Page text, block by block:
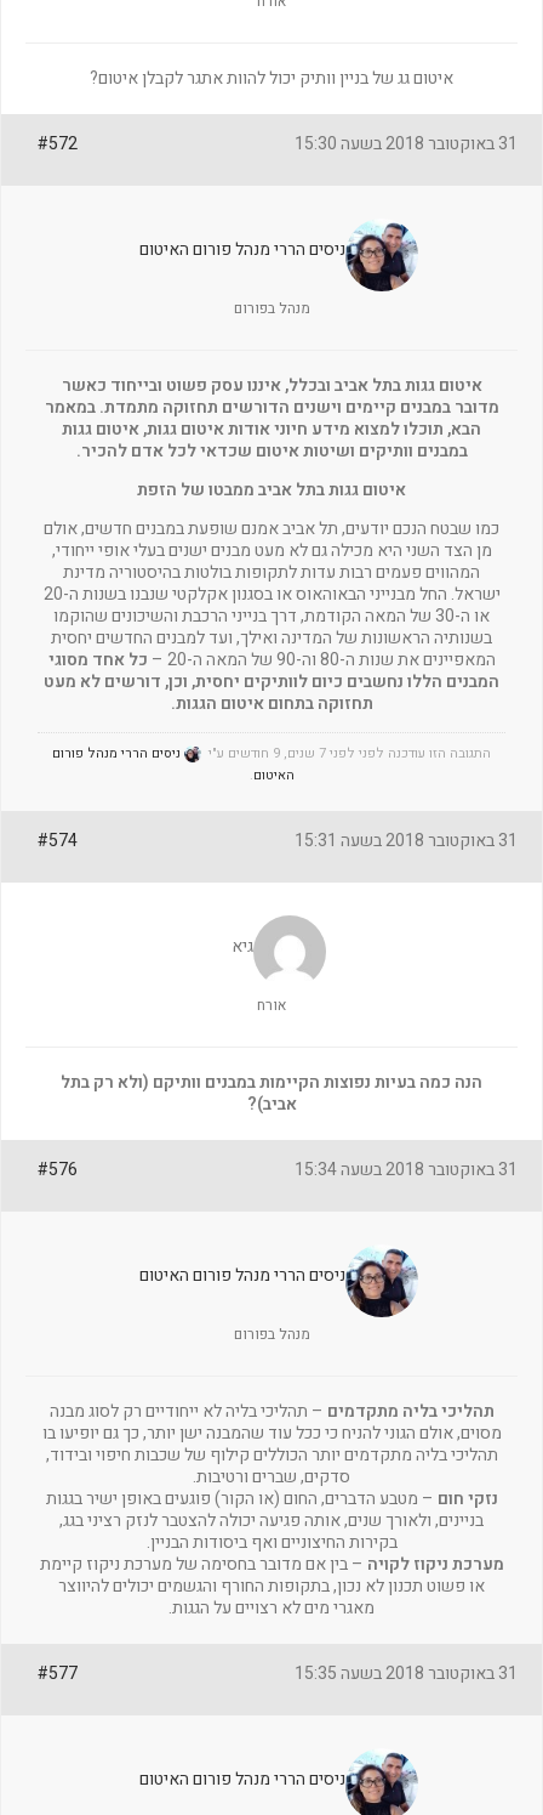
איטום גג של בניין וותיק יכול להוות אתגר לקבלן איטום?
31 באוקטובר 2018 בשעה 15:30 #572
ניסים הררי מנהל פורום האיטום
מנהל בפורום
איטום גגות בתל אביב ובכלל, איננו עסק פשוט ובייחוד כאשר
מדובר במבנים קיימים וישנים הדורשים תחזוקה מתמדת. במאמר
הבא, תוכלו למצוא מידע חיוני אודות איטום גגות, איטום גגות
במבנים וותיקים ושיטות איטום שכדאי לכל אדם להכיר.
איטום גגות בתל אביב ממבטו של הזפת
כמו שבטח הנכם יודעים, תל אביב אמנם שופעת במבנים חדשים, אולם
מן הצד השני היא מכילה גם לא מעט מבנים ישנים בעלי אופי ייחודי,
המהווים פעמים רבות עדות לתקופות בולטות בהיסטוריה מדינת
ישראל. החל מבנייני הבאוהאוס או בסגנון אקלקטי שנבנו בשנות ה-20
או ה-30 של המאה הקודמת, דרך בנייני הרכבת והשיכונים שהוקמו
בשנותיה הראשונות של המדינה ואילך, ועד למבנים החדשים יחסית
המאפיינים את שנות ה-80 וה-90 של המאה ה-20 –
כל אחד מסוגי
המבנים הללו נחשבים כיום לוותיקים יחסית, וכן, דורשים לא מעט
תחזוקה בתחום איטום הגגות.
התגובה הזו עודכנה לפני לפני 7 שנים, 9 חודשים ע"י
ניסים הררי מנהל פורום
האיטום.
31 באוקטובר 2018 בשעה 15:31 #574
גיא
אורח
הנה כמה בעיות נפוצות הקיימות במבנים וותיקם (ולא רק בתל
אביב)?
31 באוקטובר 2018 בשעה 15:34 #576
ניסים הררי מנהל פורום האיטום
מנהל בפורום
תהליכי בליה מתקדמים – תהליכי בליה לא ייחודיים רק לסוג מבנה
מסוים, אולם הגוני להניח כי ככל עוד שהמבנה ישן יותר, כך גם יופיעו בו
תהליכי בליה מתקדמים יותר הכוללים קילוף של שכבות חיפוי ובידוד,
סדקים, שברים ורטיבות.
נזקי חום – מטבע הדברים, החום (או הקור) פוגעים באופן ישיר בגגות
בניינים, ולאורך שנים, אותה פגיעה יכולה להצטבר לנזק רציני בגג,
בקירות החיצוניים ואף ביסודות הבניין.
מערכת ניקוז לקויה – בין אם מדובר בחסימה של מערכת ניקוז קיימת
או פשוט תכנון לא נכון, בתקופות החורף והגשמים יכולים להיווצר
מאגרי מים לא רצויים על הגגות.
31 באוקטובר 2018 בשעה 15:35 #577
ניסים הררי מנהל פורום האיטום